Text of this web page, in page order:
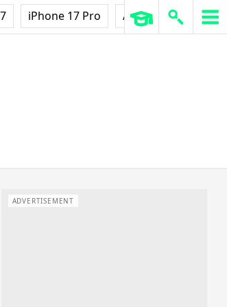
iPhone 17 Pro AirPods Pro 3
ADVERTISEMENT